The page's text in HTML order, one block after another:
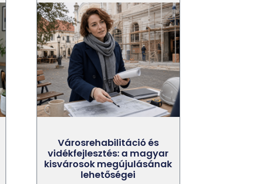
Városrehabilitáció és
vidékfejlesztés: a magyar
kisvárosok megújulásának
lehetőségei